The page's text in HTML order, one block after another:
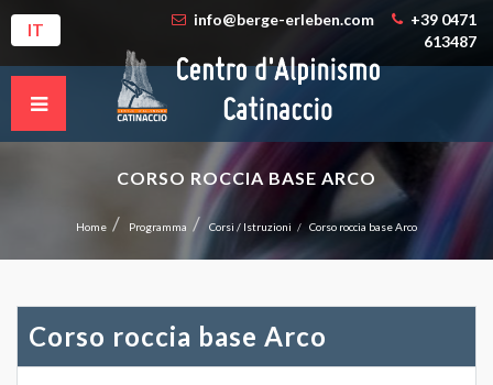
IT
info@berge-erleben.com
+39 0471
613487
CORSO ROCCIA BASE ARCO
Home Programma Corsi / Istruzioni Corso roccia base Arco
Corso roccia base Arco